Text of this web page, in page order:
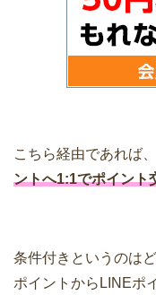
こちら経由であれば、
ントへ1:1でポイント
条件付きというのは
ポイントからLINEポ